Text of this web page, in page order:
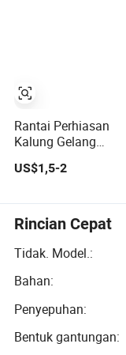
Rantai Perhiasan
Kalung Gelang
Karat untuk Tas
US$1,5-2
Rincian Cepat
Tidak. Model.:
Bahan:
Penyepuhan:
Bentuk gantungan: